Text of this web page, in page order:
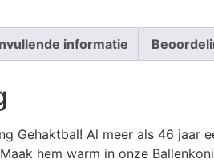
informatie
Gehaktbal! Al meer als 46
hem warm in onze